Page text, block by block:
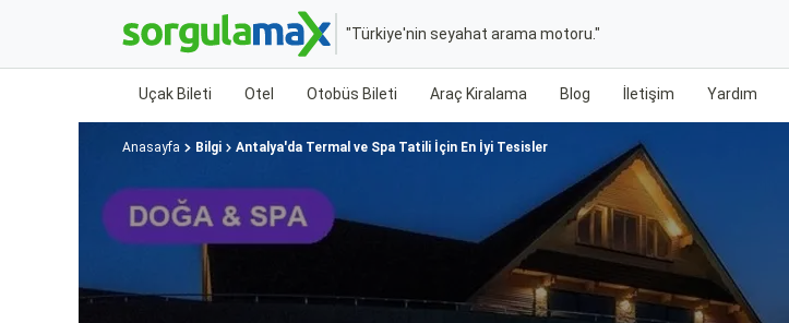
"Türkiye'nin seyahat arama motoru."
Uçak Bileti Otel Otobüs Bileti Araç Kiralama Blog İletişim Yardım
Anasayfa Bilgi Antalya'da Termal ve Spa Tatili İçin En İyi Tesisler